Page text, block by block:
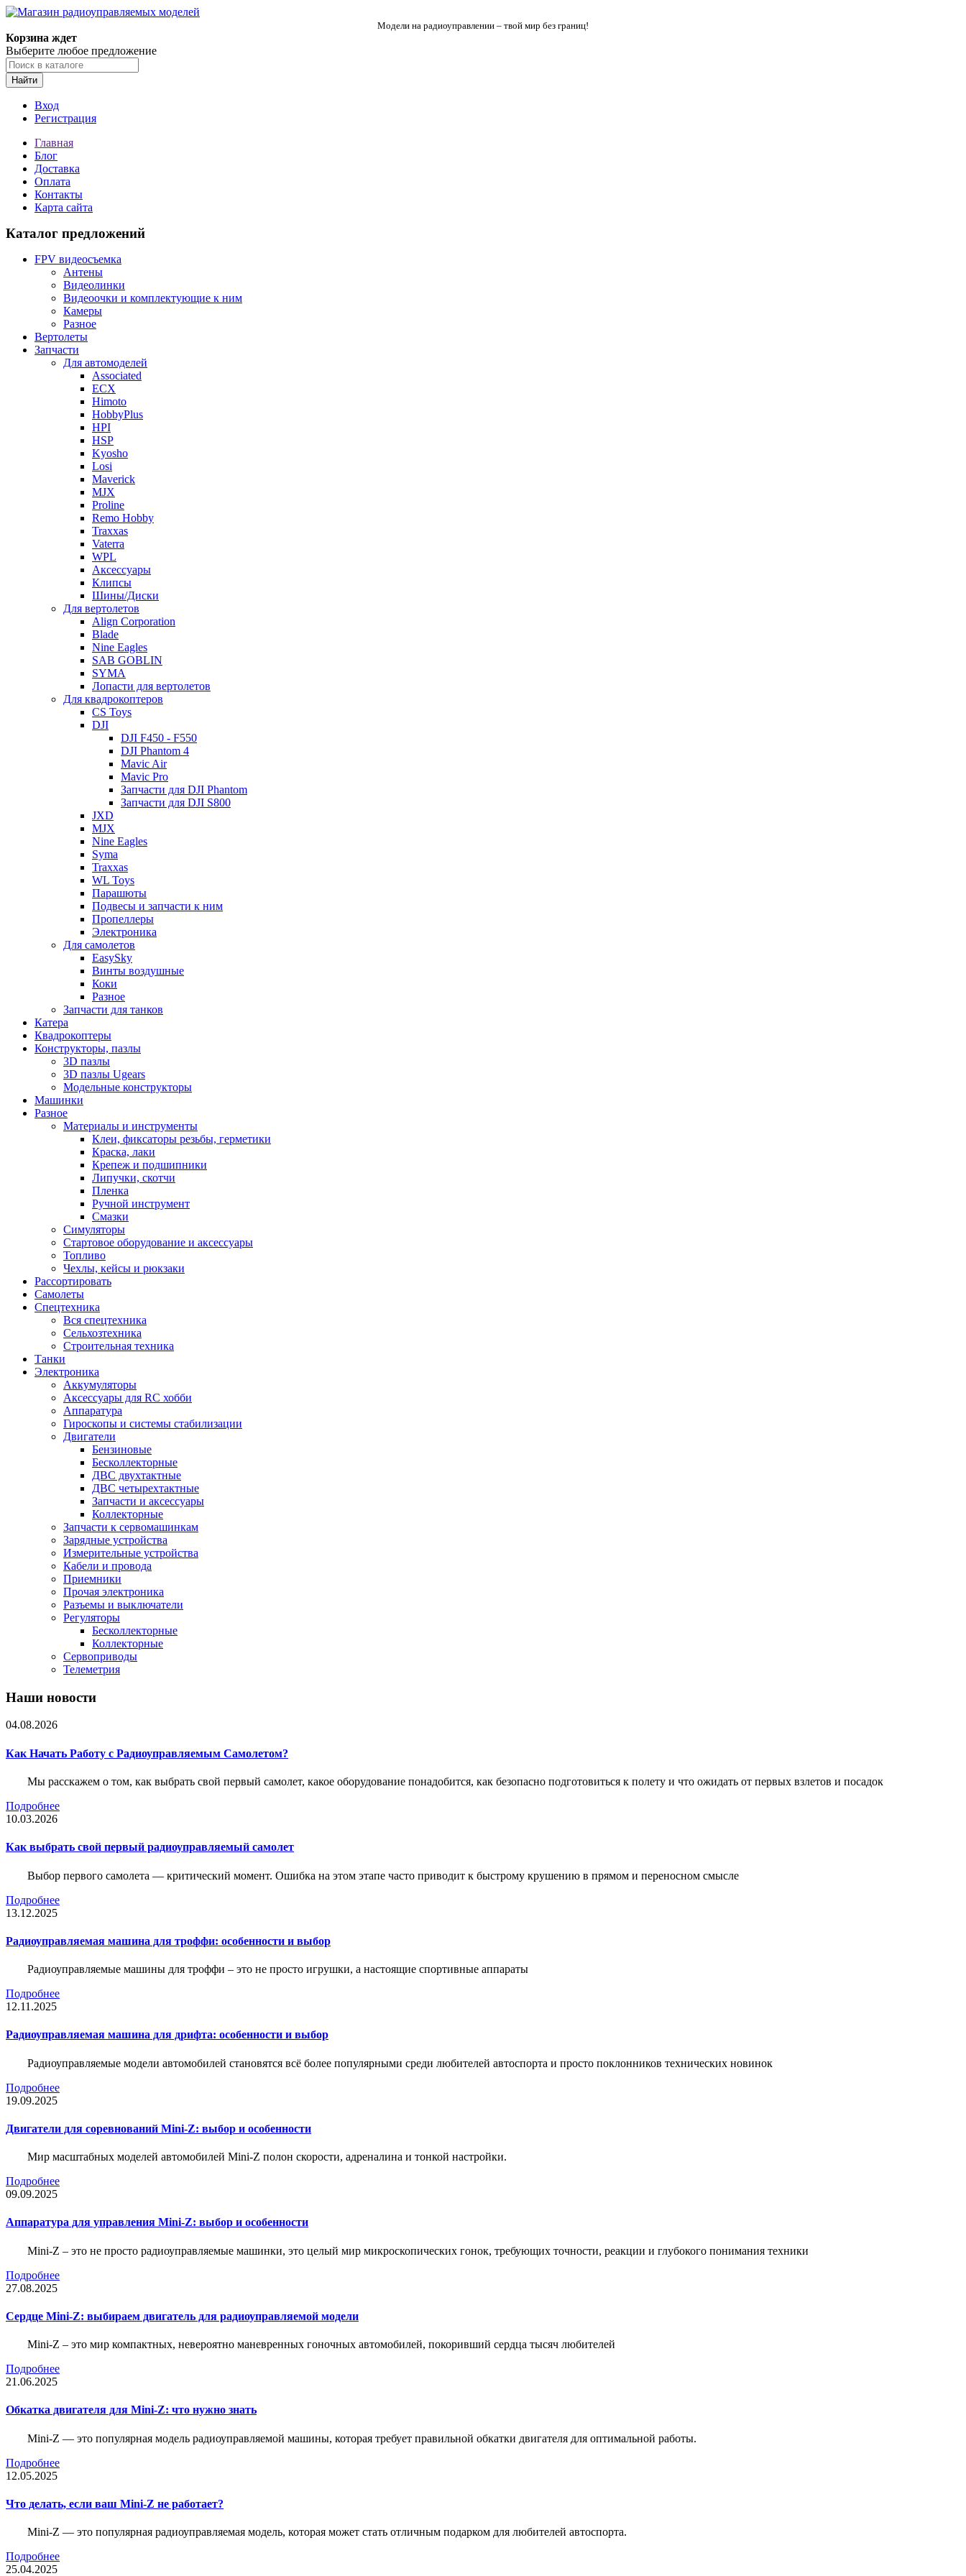
Модели на радиоуправлении – твой мир без границ!
Корзина ждет
Выберите любое предложение
Найти
Вход
Регистрация
Главная
Блог
Доставка
Оплата
Контакты
Карта сайта
Каталог предложений
FPV видеосъемка
Антены
Видеолинки
Видеоочки и комплектующие к ним
Камеры
Разное
Вертолеты
Запчасти
Для автомоделей
Associated
ECX
Himoto
HobbyPlus
HPI
HSP
Kyosho
Losi
Maverick
MJX
Proline
Remo Hobby
Traxxas
Vaterra
WPL
Аксессуары
Клипсы
Шины/Диски
Для вертолетов
Align Corporation
Blade
Nine Eagles
SAB GOBLIN
SYMA
Лопасти для вертолетов
Для квадрокоптеров
CS Toys
DJI
DJI F450 - F550
DJI Phantom 4
Mavic Air
Mavic Pro
Запчасти для DJI Phantom
Запчасти для DJI S800
JXD
MJX
Nine Eagles
Syma
Traxxas
WL Toys
Парашюты
Подвесы и запчасти к ним
Пропеллеры
Электроника
Для самолетов
EasySky
Винты воздушные
Коки
Разное
Запчасти для танков
Катера
Квадрокоптеры
Конструкторы, пазлы
3D пазлы
3D пазлы Ugears
Модельные конструкторы
Машинки
Разное
Материалы и инструменты
Клеи, фиксаторы резьбы, герметики
Краска, лаки
Крепеж и подшипники
Липучки, скотчи
Пленка
Ручной инструмент
Смазки
Симуляторы
Стартовое оборудование и аксессуары
Топливо
Чехлы, кейсы и рюкзаки
Рассортировать
Самолеты
Спецтехника
Вся спецтехника
Сельхозтехника
Строительная техника
Танки
Электроника
Аккумуляторы
Аксессуары для RC хобби
Аппаратура
Гироскопы и системы стабилизации
Двигатели
Бензиновые
Бесколлекторные
ДВС двухтактные
ДВС четырехтактные
Запчасти и аксессуары
Коллекторные
Запчасти к сервомашинкам
Зарядные устройства
Измерительные устройства
Кабели и провода
Приемники
Прочая электроника
Разъемы и выключатели
Регуляторы
Бесколлекторные
Коллекторные
Сервоприводы
Телеметрия
Наши новости
04.08.2026
Как Начать Работу с Радиоуправляемым Самолетом?
Мы расскажем о том, как выбрать свой первый самолет, какое оборудование понадобится, как безопасно подготовиться к полету и что ожидать от первых взлетов и посадок
Подробнее
10.03.2026
Как выбрать свой первый радиоуправляемый самолет
Выбор первого самолета — критический момент. Ошибка на этом этапе часто приводит к быстрому крушению в прямом и переносном смысле
Подробнее
13.12.2025
Радиоуправляемая машина для троффи: особенности и выбор
Радиоуправляемые машины для троффи – это не просто игрушки, а настоящие спортивные аппараты
Подробнее
12.11.2025
Радиоуправляемая машина для дрифта: особенности и выбор
Радиоуправляемые модели автомобилей становятся всё более популярными среди любителей автоспорта и просто поклонников технических новинок
Подробнее
19.09.2025
Двигатели для соревнований Mini-Z: выбор и особенности
Мир масштабных моделей автомобилей Mini-Z полон скорости, адреналина и тонкой настройки.
Подробнее
09.09.2025
Аппаратура для управления Mini-Z: выбор и особенности
Mini-Z – это не просто радиоуправляемые машинки, это целый мир микроскопических гонок, требующих точности, реакции и глубокого понимания техники
Подробнее
27.08.2025
Сердце Mini-Z: выбираем двигатель для радиоуправляемой модели
Mini-Z – это мир компактных, невероятно маневренных гоночных автомобилей, покоривший сердца тысяч любителей
Подробнее
21.06.2025
Обкатка двигателя для Mini-Z: что нужно знать
Mini-Z — это популярная модель радиоуправляемой машины, которая требует правильной обкатки двигателя для оптимальной работы.
Подробнее
12.05.2025
Что делать, если ваш Mini-Z не работает?
Mini-Z — это популярная радиоуправляемая модель, которая может стать отличным подарком для любителей автоспорта.
Подробнее
25.04.2025